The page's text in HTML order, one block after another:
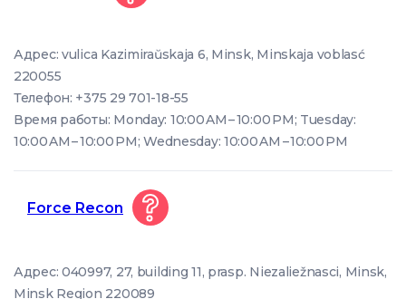
Адрес: vulica Kazimiraŭskaja 6, Minsk, Minskaja voblasć
220055
Телефон: +375 29 701-18-55
Время работы: Monday: 10:00 AM – 10:00 PM; Tuesday:
10:00 AM – 10:00 PM; Wednesday: 10:00 AM – 10:00 PM
Force Recon
Адрес: 040997, 27, building 11, prasp. Niezaliežnasci, Minsk,
Minsk Region 220089